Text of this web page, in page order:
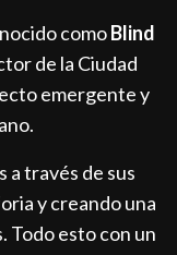
comoBlind
de la Ciudad
emergente y
través de sus
y creando una
Todo esto con un